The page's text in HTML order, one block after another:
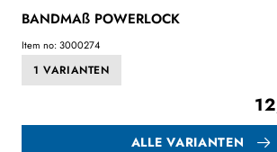
BANDMAß POWERLOCK
Item no: 3000274
1 VARIANTEN
ALLE VARIANTEN